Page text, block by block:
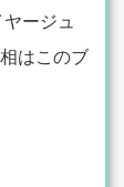
ージュ
はこのブ